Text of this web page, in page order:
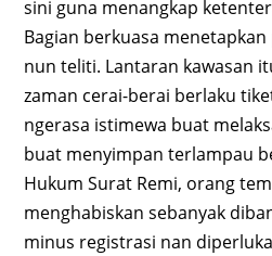
sini guna menangkap
Bagian berkuasa
nun teliti. Lantaran kawasan
zaman cerai-berai berlaku
ngerasa istimewa buat
buat menyimpan terlampau
Hukum Surat Remi, orang
menghabiskan sebanyak
minus registrasi nan